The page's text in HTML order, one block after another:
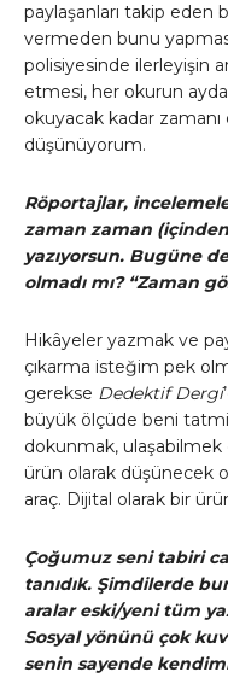
paylaşanları takip eden
vermeden bunu
polisiyesinde ilerleyişin
etmesi, her okurun
okuyacak kadar zamanı
düşünüyorum.
Röportajlar,
zaman zaman
yazıyorsun. Bugüne
olmadı mı? “Zaman
Hikâyeler yazmak ve
çıkarma isteğim pek
gerekse Dedektif Dergi
büyük ölçüde beni
dokunmak,
ürün olarak düşünecek
araç. Dijital olarak bir
Çoğumuz seni tabiri
tanıdık. Şimdilerde
aralar eski/yeni tüm
Sosyal yönünü çok
senin sayende